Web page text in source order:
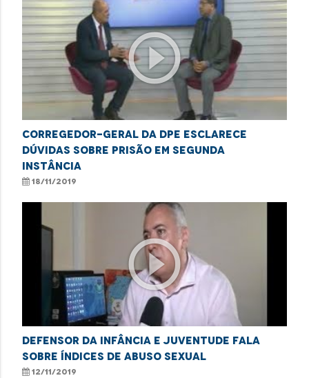
play_circle_outline
Corregedor-geral da DPE esclarece
dúvidas sobre prisão em segunda
instância
18/11/2019
play_circle_outline
Defensor da Infância e Juventude fala
sobre índices de abuso sexual
12/11/2019